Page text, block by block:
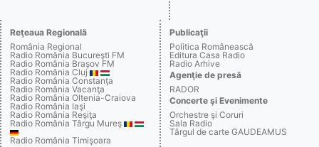
Reţeaua Regională
România Regional
Radio România Bucureşti FM
Radio România Braşov FM
Radio România Cluj
Radio România Constanţa
Radio România Vacanţa
Radio România Oltenia-Craiova
Radio România Iaşi
Radio România Reşiţa
Radio România Târgu Mureş
Radio România Timişoara
Publicaţii
Politica Românească
Editura Casa Radio
Radio Arhive
Agenţie de presă
RADOR
Concerte şi Evenimente
Orchestre şi Coruri
Sala Radio
Târgul de carte GAUDEAMUS